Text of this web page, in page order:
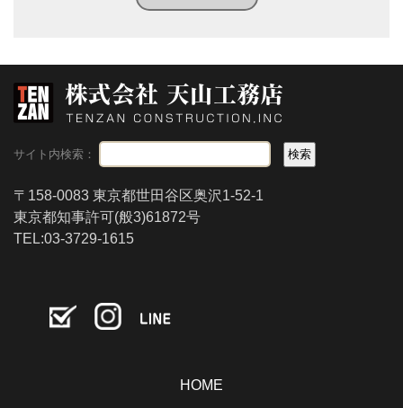
サイト内検索：
〒158-0083 東京都世田谷区奥沢1-52-1
東京都知事許可(般3)61872号
TEL:03-3729-1615
HOME